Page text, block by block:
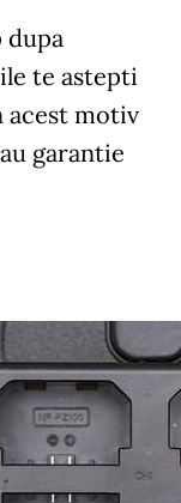
te astepti
acest motiv
garantie